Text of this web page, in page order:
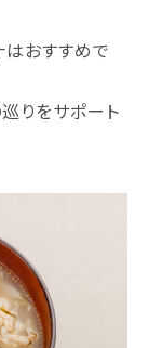
はおすすめで
りをサポート